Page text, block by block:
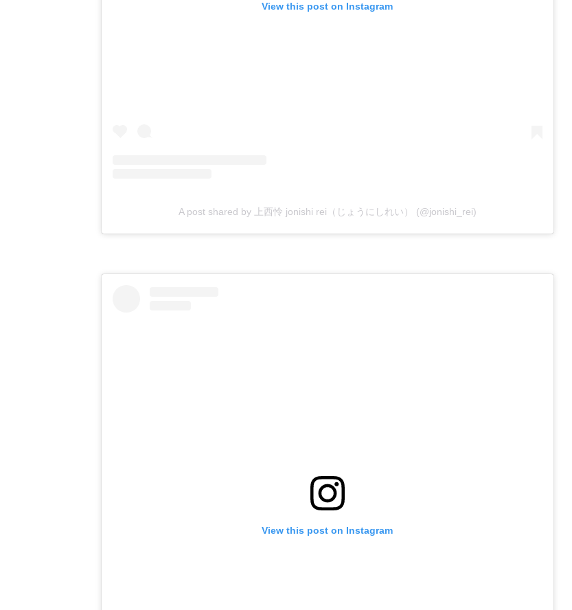
View this post on Instagram
A post shared by 上西怜 jonishi rei（じょうにしれい） (@jonishi_rei)
View this post on Instagram